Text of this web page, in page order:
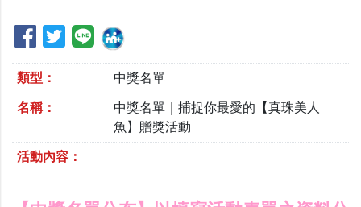
類型： 中獎名單
名稱：
中獎名單｜捕捉你最愛的【真珠美人
魚】贈獎活動
活動內容：